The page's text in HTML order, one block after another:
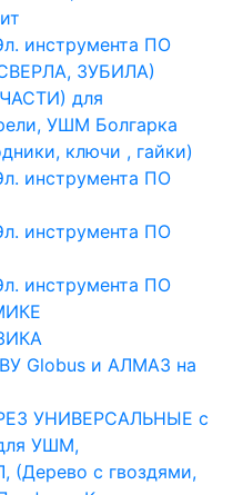
инструмента ПО
ЗУБИЛА)
для
УШМ Болгарка
ключи , гайки)
инструмента ПО
инструмента ПО
инструмента ПО
Globus и АЛМАЗ на
УНИВЕРСАЛЬНЫЕ с
УШМ,
с гвоздями,